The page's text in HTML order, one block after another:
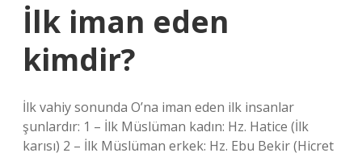
İlk iman eden
kimdir?
İlk vahiy sonunda O’na iman eden ilk insanlar
şunlardır: 1 – İlk Müslüman kadın: Hz. Hatice (İlk
karısı) 2 – İlk Müslüman erkek: Hz. Ebu Bekir (Hicret